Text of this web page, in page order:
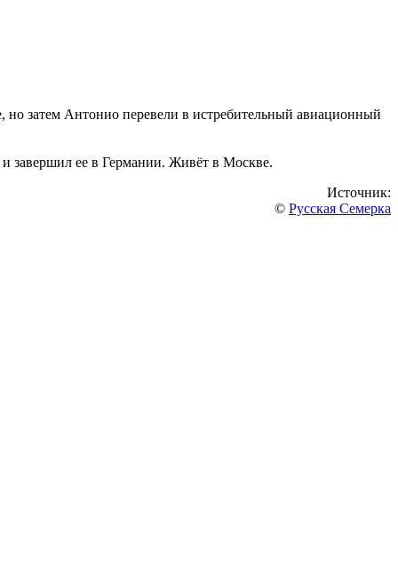
но затем Антонио перевели в истребительный авиационный
завершил ее в Германии. Живёт в Москве.
Источник:
© Русская Семерка